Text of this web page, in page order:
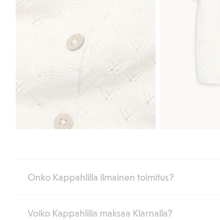
Onko Kappahlilla ilmainen toimitus?
Jos olet Kappahl Clubin jäsen, saat aina ilmaisen toimituksen
Voiko Kappahlilla maksaa Klarnalla?